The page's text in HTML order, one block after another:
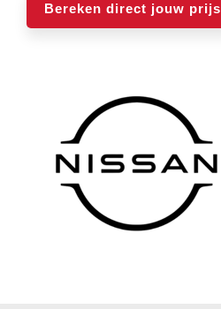
Bereken direct jouw prijs